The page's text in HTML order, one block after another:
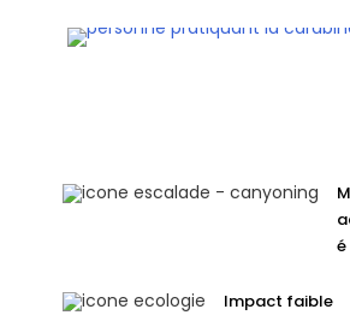
é
Impact faible